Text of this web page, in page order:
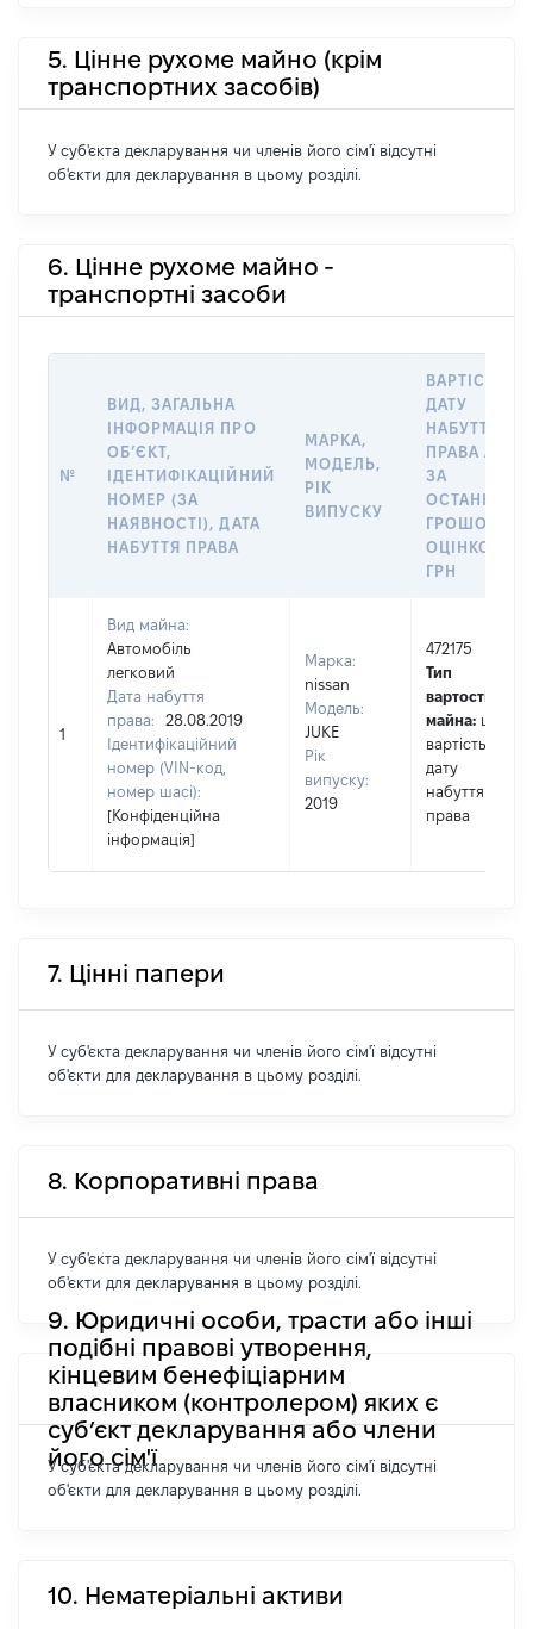
5. Цінне рухоме майно (крім
транспортних засобів)
У суб'єкта декларування чи членів його сім'ї відсутні
об'єкти для декларування в цьому розділі.
6. Цінне рухоме майно -
транспортні засоби
№
ВИД, ЗАГАЛЬНА
ІНФОРМАЦІЯ ПРО
ОБʼЄКТ,
ІДЕНТИФІКАЦІЙНИЙ
НОМЕР (ЗА
НАЯВНОСТІ), ДАТА
НАБУТТЯ ПРАВА
МАРКА,
МОДЕЛЬ,
РІК
ВИПУСКУ
ВАРТІСТЬ НА
ДАТУ
НАБУТТЯ
ПРАВА АБО
ЗА
ГРОШОВОЮ
ОЦІНКОЮ,
ГРН
1
Вид майна:
Автомобіль
легковий
Дата набуття
права:
28.08.2019
Ідентифікаційний
номер (VIN-код,
номер шасі):
[Конфіденційна
інформація]
Марка:
nissan
Модель:
JUKE
Рік
випуску:
2019
472175
Тип
вартості
майна: це
вартість на
дату
набуття
права
7. Цінні папери
У суб'єкта декларування чи членів його сім'ї відсутні
об'єкти для декларування в цьому розділі.
8. Корпоративні права
У суб'єкта декларування чи членів його сім'ї відсутні
об'єкти для декларування в цьому розділі.
9. Юридичні особи, трасти або інші
подібні правові утворення,
кінцевим бенефіціарним
власником (контролером) яких є
суб’єкт декларування або члени
його сім'ї
У суб'єкта декларування чи членів його сім'ї відсутні
об'єкти для декларування в цьому розділі.
10. Нематеріальні активи